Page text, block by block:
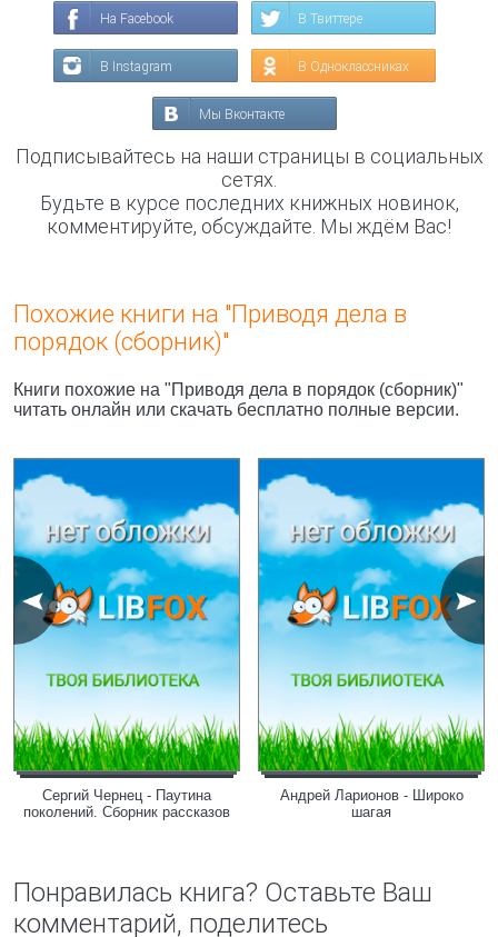
На Facebook В Твиттере
В Instagram В Одноклассниках
Мы Вконтакте
Подписывайтесь на наши страницы в социальных
сетях.
Будьте в курсе последних книжных новинок,
комментируйте, обсуждайте. Мы ждём Вас!
Похожие книги на "Приводя дела в
порядок (сборник)"
Книги похожие на "Приводя дела в порядок (сборник)"
читать онлайн или скачать бесплатно полные версии.
Сергий Чернец - Паутина
поколений. Сборник рассказов
Андрей Ларионов - Широко
шагая
Понравилась книга? Оставьте Ваш
комментарий, поделитесь